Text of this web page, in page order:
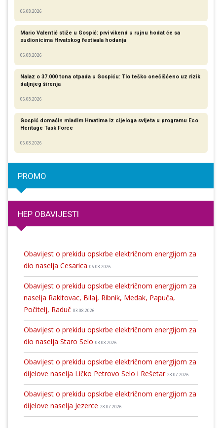
06.08.2026
Mario Valentić stiže u Gospić: prvi vikend u rujnu hodat će sa
sudionicima Hrvatskog festivala hodanja
06.08.2026
Nalaz o 37.000 tona otpada u Gospiću: Tlo teško onečišćeno uz rizik
daljnjeg širenja
06.08.2026
Gospić domaćin mladim Hrvatima iz cijeloga svijeta u programu Eco
Heritage Task Force
06.08.2026
PROMO
HEP OBAVIJESTI
Obavijest o prekidu opskrbe električnom energijom za
dio naselja Cesarica 06.08.2026
Obavijest o prekidu opskrbe električnom energijom za
naselja Rakitovac, Bilaj, Ribnik, Medak, Papuča,
Počitelj, Raduč 03.08.2026
Obavijest o prekidu opskrbe električnom energijom za
dio naselja Staro Selo 03.08.2026
Obavijest o prekidu opskrbe električnom energijom za
dijelove naselja Ličko Petrovo Selo i Rešetar 28.07.2026
Obavijest o prekidu opskrbe električnom energijom za
dijelove naselja Jezerce 28.07.2026